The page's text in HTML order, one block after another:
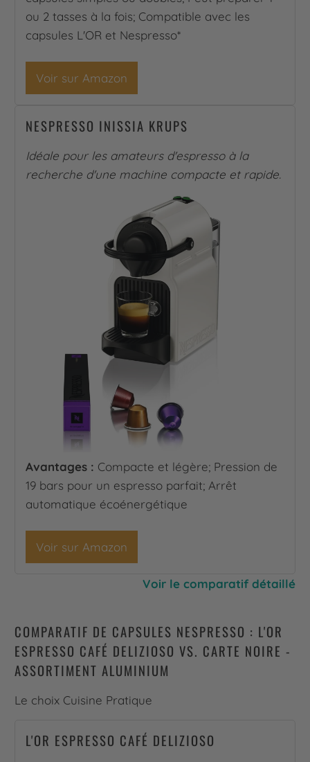
ou 2 tasses à la fois; Compatible avec les
capsules L'OR et Nespresso*
Voir sur Amazon
NESPRESSO INISSIA KRUPS
Idéale pour les amateurs d'espresso à la
recherche d'une machine compacte et rapide.
Avantages : Compacte et légère; Pression de
19 bars pour un espresso parfait; Arrêt
automatique écoénergétique
Voir sur Amazon
Voir le comparatif détaillé
COMPARATIF DE CAPSULES NESPRESSO : L'OR
ESPRESSO CAFÉ DELIZIOSO VS. CARTE NOIRE -
ASSORTIMENT ALUMINIUM
Le choix Cuisine Pratique
L'OR ESPRESSO CAFÉ DELIZIOSO